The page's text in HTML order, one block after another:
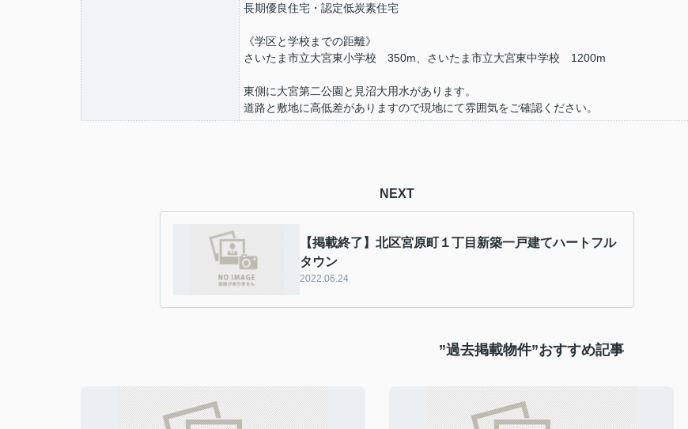
長期優良住宅・認定低炭素住宅
《学区と学校までの距離》
さいたま市立大宮東小学校 350m、さいたま市立大宮東中学校 1200m
東側に大宮第二公園と見沼大用水があります。
道路と敷地に高低差がありますので現地にて雰囲気をご確認ください。
NEXT
【掲載終了】北区宮原町１丁目新築一戸建てハートフル
タウン
2022.06.24
”過去掲載物件”おすすめ記事